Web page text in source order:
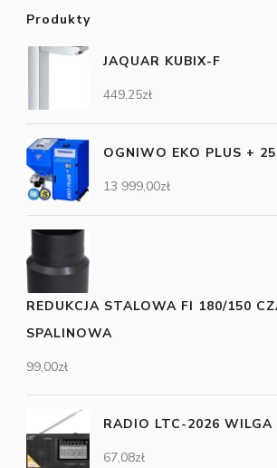
Produkty
JAQUAR KUBIX-F
449,25zł
OGNIWO EKO PLUS +
13 999,00zł
REDUKCJA STALOWA FI 180/150
SPALINOWA
99,00zł
RADIO LTC-2026 WILGA
67,08zł